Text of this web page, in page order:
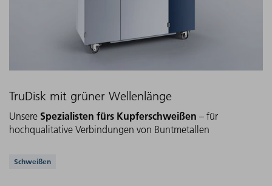
TruDisk mit grüner Wellenlänge
Unsere Spezialisten fürs Kupferschweißen – für
hochqualitative Verbindungen von Buntmetallen
Unterstützte Anwendungen
Schweißen